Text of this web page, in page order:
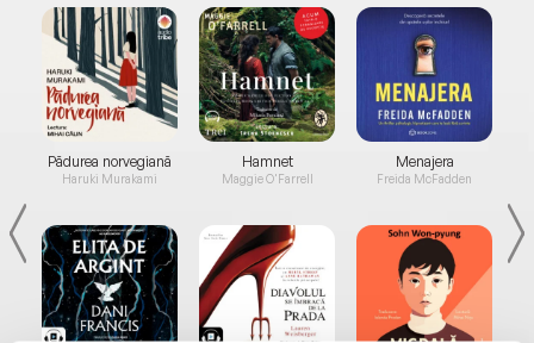
Pădurea norvegiană
Haruki Murakami
Hamnet
Maggie O'Farrell
Menajera
Freida McFadden